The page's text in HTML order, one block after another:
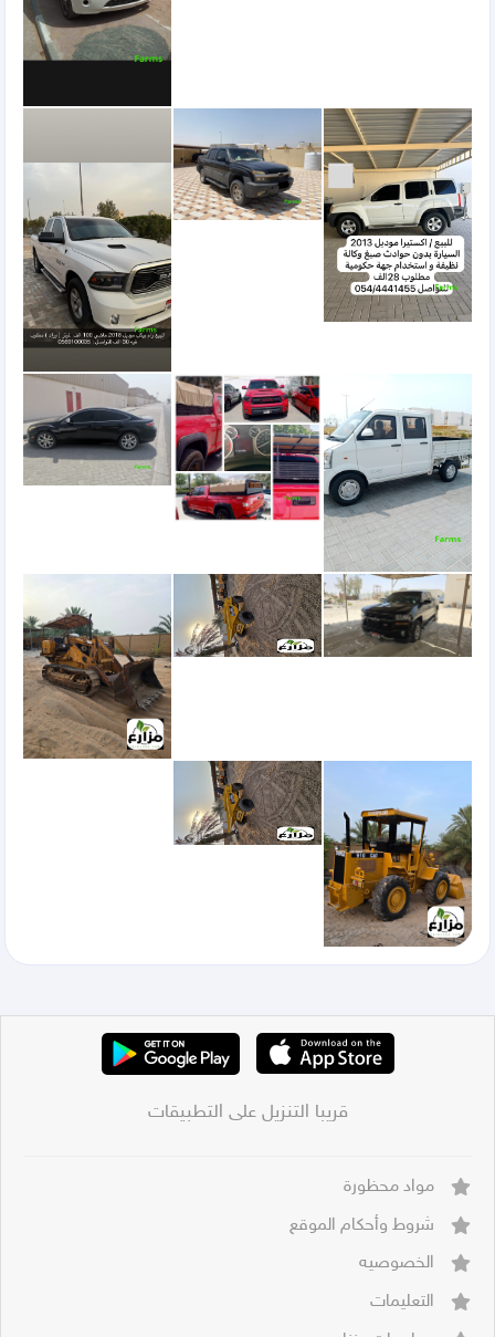
قريبا التنزيل على التطبيقات
مواد محظورة
شروط وأحكام الموقع
الخصوصيه
التعليمات